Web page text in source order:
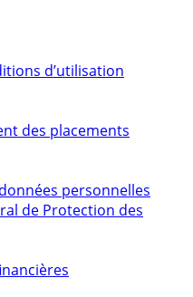
d’utilisation
des placements
personnelles
de Protection des